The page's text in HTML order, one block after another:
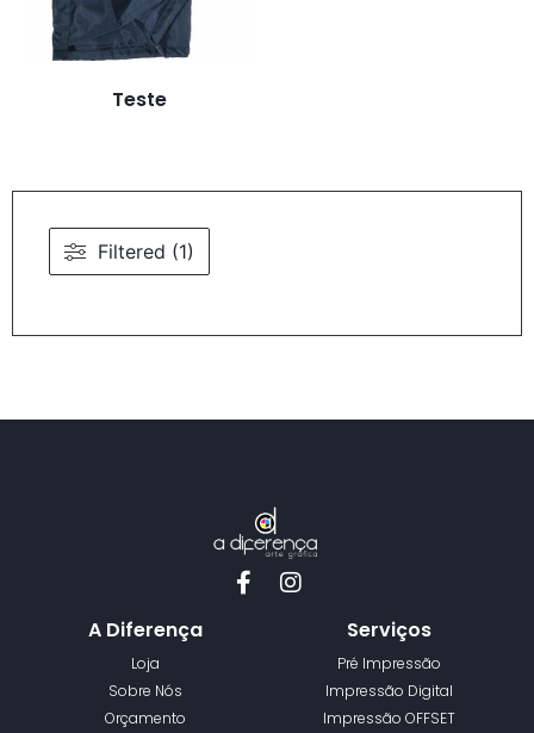
Filtered (1)
Teste
A Diferença
Loja
Sobre Nós
Orçamento
Serviços
Pré Impressão
Impressão Digital
Impressão OFFSET